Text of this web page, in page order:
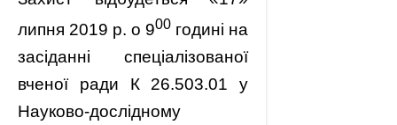
липня 2019 р. о 900 годині на
засіданні спеціалізованої
вченої ради К 26.503.01 у
Науково-дослідному